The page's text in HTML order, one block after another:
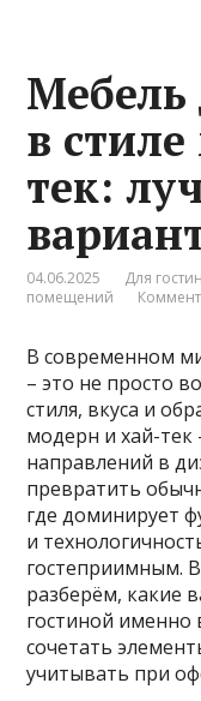
Мебель
в
тек:
04.06.2025 Для
помещений
В современном
– это не просто
стиля, вкуса и
модерн и хай-
направлений в
превратить
где доминирует
и
гостеприимным.
разберём, какие
гостиной именно
сочетать
учитывать при